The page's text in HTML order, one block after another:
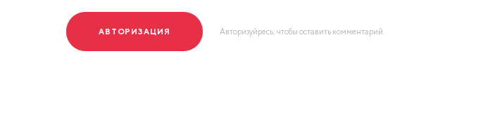
АВТОРИЗАЦИЯ Авторизуйресь, чтобы оставить комментарий.